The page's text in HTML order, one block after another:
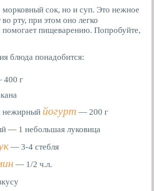
морковный сок, но и суп. Это нежное
рту, при этом оно легко
помогает пищеварению. Попробуйте,
блюда понадобится:
г
нежирный йогурт — 200 г
— 1 небольшая луковица
— 3-4 стебля
— 1/2 ч.л.